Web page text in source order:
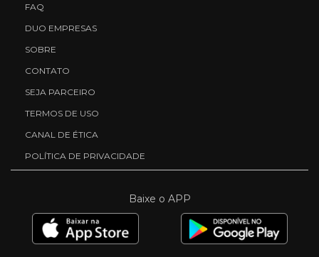
FAQ
DUO EMPRESAS
SOBRE
CONTATO
SEJA PARCEIRO
TERMOS DE USO
CANAL DE ÉTICA
POLÍTICA DE PRIVACIDADE
Baixe o APP